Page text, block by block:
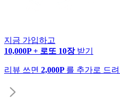
지금 가입하고
10,000P + 로또 10장 받기
리뷰 쓰면 2,000P 를 추가로 드